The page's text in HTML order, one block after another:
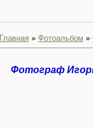
Главная » Фотоальбом »
Фотограф